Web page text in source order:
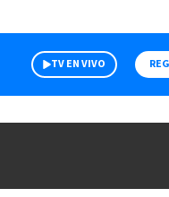
TV EN VIVO